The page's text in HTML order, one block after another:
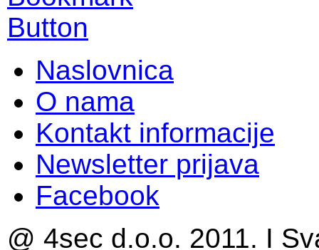
Naslovnica
O nama
Kontakt informacije
Newsletter prijava
Facebook
@ 4sec d.o.o. 2011. I